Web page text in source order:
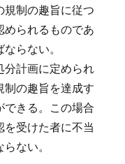
制の趣旨に従つ
られるものであ
らない。
分計画に定められ
の趣旨を達成す
きる。 この場合
受けた者に不当
ない。